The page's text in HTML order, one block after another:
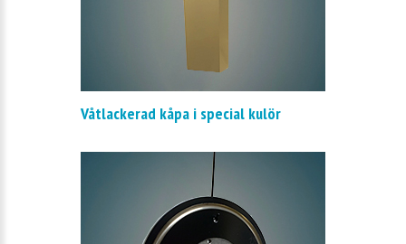
Våtlackerad kåpa i special kulör